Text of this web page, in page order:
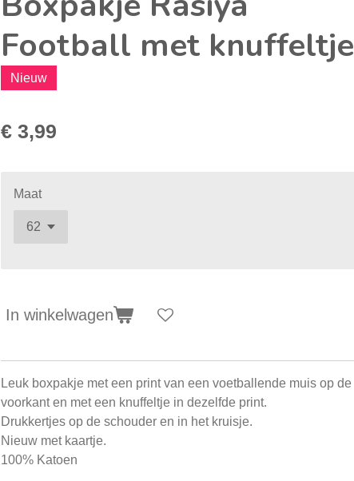
Football met knuffeltje
Nieuw
€ 3,99
Maat
In winkelwagen
Leuk boxpakje met een print van een voetballende muis op de
voorkant en met een knuffeltje in dezelfde print.
Drukkertjes op de schouder en in het kruisje.
Nieuw met kaartje.
100% Katoen